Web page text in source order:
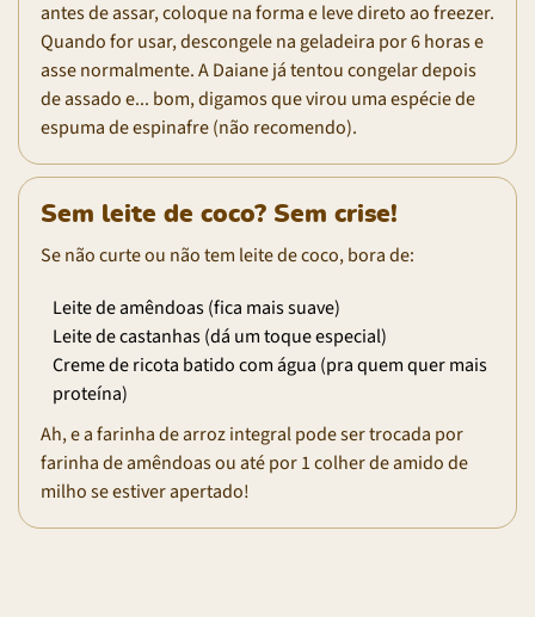
antes de assar, coloque na forma e leve direto ao freezer.
Quando for usar, descongele na geladeira por 6 horas e
asse normalmente. A Daiane já tentou congelar depois
de assado e... bom, digamos que virou uma espécie de
espuma de espinafre (não recomendo).
Sem leite de coco? Sem crise!
Se não curte ou não tem leite de coco, bora de:
Leite de amêndoas (fica mais suave)
Leite de castanhas (dá um toque especial)
Creme de ricota batido com água (pra quem quer mais
proteína)
Ah, e a farinha de arroz integral pode ser trocada por
farinha de amêndoas ou até por 1 colher de amido de
milho se estiver apertado!